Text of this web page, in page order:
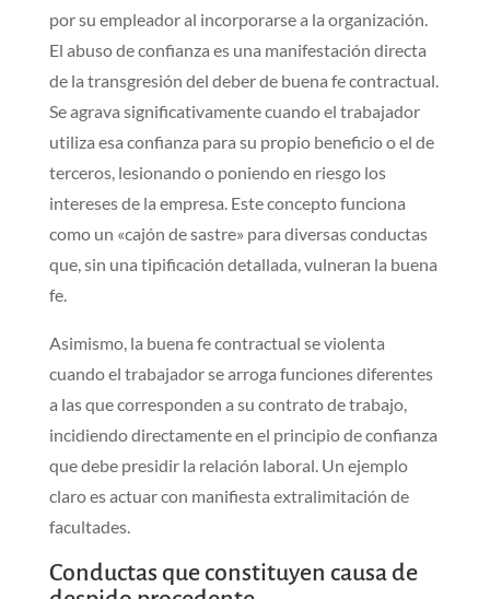
por su empleador al incorporarse a la organización.
El abuso de confianza es una manifestación directa
de la transgresión del deber de buena fe contractual.
Se agrava significativamente cuando el trabajador
utiliza esa confianza para su propio beneficio o el de
terceros, lesionando o poniendo en riesgo los
intereses de la empresa. Este concepto funciona
como un «cajón de sastre» para diversas conductas
que, sin una tipificación detallada, vulneran la buena
fe.
Asimismo, la buena fe contractual se violenta
cuando el trabajador se arroga funciones diferentes
a las que corresponden a su contrato de trabajo,
incidiendo directamente en el principio de confianza
que debe presidir la relación laboral. Un ejemplo
claro es actuar con manifiesta extralimitación de
facultades.
Conductas que constituyen causa de